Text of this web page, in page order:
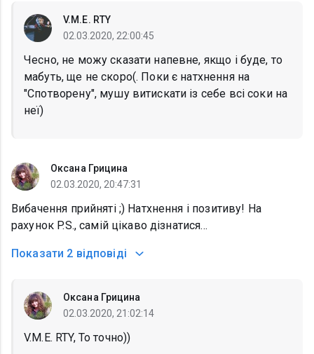
V.M.E. RTY
02.03.2020, 22:00:45
Чесно, не можу сказати напевне, якщо і буде, то
мабуть, ще не скоро(. Поки є натхнення на
"Спотворену", мушу витискати із себе всі соки на
неї)
Оксана Грицина
02.03.2020, 20:47:31
Вибачення прийняті ;) Натхнення і позитиву! На
рахунок P.S., самій цікаво дізнатися...
Показати 2 відповіді
Оксана Грицина
02.03.2020, 21:02:14
V.M.E. RTY, То точно))